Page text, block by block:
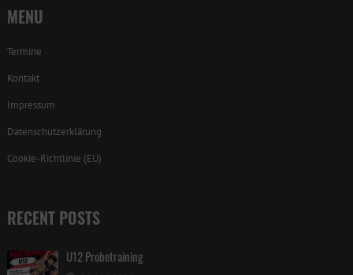
MENU
Termine
Kontakt
Impressum
Datenschutzerklärung
Cookie-Richtlinie (EU)
RECENT POSTS
U12 Probetraining